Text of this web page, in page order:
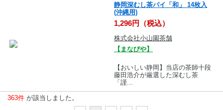
静岡深むし茶パイ「和」 14枚入
(沖縄用)
1,296円（税込）
株式会社小山園茶舗
【まなびや】
【おいしい静岡】当店の茶師十段
藤田浩介が厳選した深むし茶
「謹...
363件 が該当しました。